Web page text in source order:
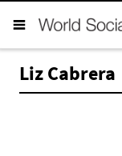
Liz Cabrera